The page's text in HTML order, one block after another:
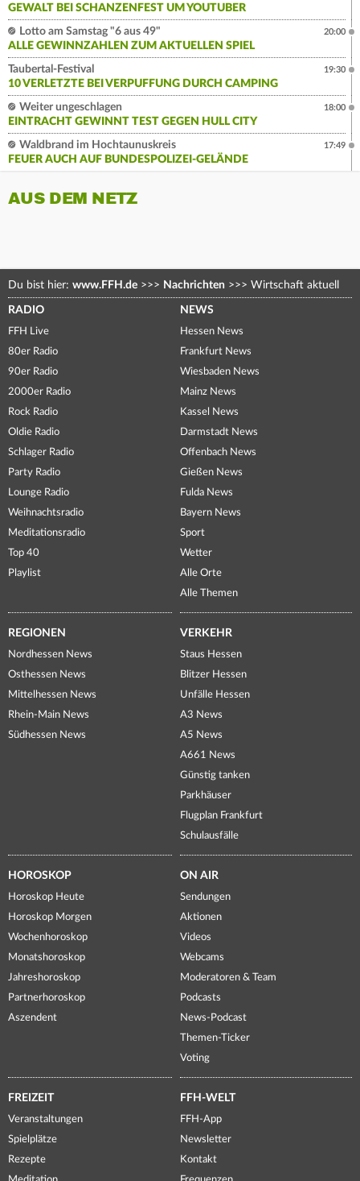
GEWALT BEI SCHANZENFEST UM YOUTUBER
Lotto am Samstag "6 aus 49"
ALLE GEWINNZAHLEN ZUM AKTUELLEN SPIEL
20:00
Taubertal-Festival
10 VERLETZTE BEI VERPUFFUNG DURCH CAMPING
19:30
Weiter ungeschlagen
EINTRACHT GEWINNT TEST GEGEN HULL CITY
18:00
Waldbrand im Hochtaunuskreis
FEUER AUCH AUF BUNDESPOLIZEI-GELÄNDE
17:49
AUS DEM NETZ
Du bist hier: www.FFH.de >>> Nachrichten >>> Wirtschaft aktuell
RADIO
FFH Live
80er Radio
90er Radio
2000er Radio
Rock Radio
Oldie Radio
Schlager Radio
Party Radio
Lounge Radio
Weihnachtsradio
Meditationsradio
Top 40
Playlist
NEWS
Hessen News
Frankfurt News
Wiesbaden News
Mainz News
Kassel News
Darmstadt News
Offenbach News
Gießen News
Fulda News
Bayern News
Sport
Wetter
Alle Orte
Alle Themen
REGIONEN
Nordhessen News
Osthessen News
Mittelhessen News
Rhein-Main News
Südhessen News
VERKEHR
Staus Hessen
Blitzer Hessen
Unfälle Hessen
A3 News
A5 News
A661 News
Günstig tanken
Parkhäuser
Flugplan Frankfurt
Schulausfälle
HOROSKOP
Horoskop Heute
Horoskop Morgen
Wochenhoroskop
Monatshoroskop
Jahreshoroskop
Partnerhoroskop
Aszendent
ON AIR
Sendungen
Aktionen
Videos
Webcams
Moderatoren & Team
Podcasts
News-Podcast
Themen-Ticker
Voting
FREIZEIT
Veranstaltungen
Spielplätze
Rezepte
FFH-WELT
FFH-App
Newsletter
Kontakt